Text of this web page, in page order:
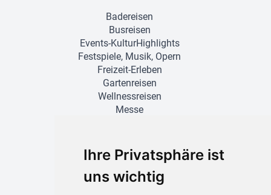
Ihre Privatsphäre ist
uns wichtig
Badereisen
Busreisen
Events-KulturHighlights
Festspiele, Musik, Opern
Freizeit-Erleben
Gartenreisen
Wellnessreisen
Messe
Shopping
Special
Städtereisen